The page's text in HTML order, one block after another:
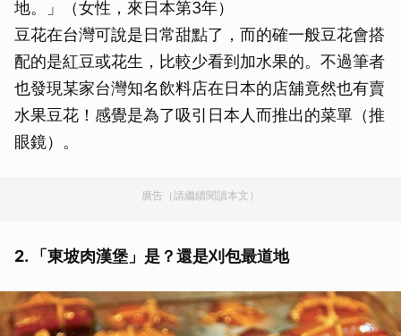
地。」（女性，來日本第3年）
豆花在台灣可說是日常甜點了，而的確一般豆花會搭
配的是紅豆或花生，比較少看到加水果的。不過筆者
也發現某家台灣知名飲料店在日本的店舖竟然也有賣
水果豆花！感覺是為了吸引日本人而推出的菜單（推
眼鏡）。
廣告（請繼續閱讀本文）
2. 「東坡肉漢堡」是？還是刈包最道地